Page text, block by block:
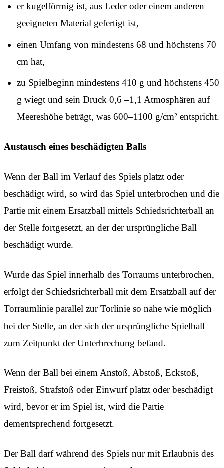
er kugelförmig ist, aus Leder oder einem anderen
geeigneten Material gefertigt ist,
einen Umfang von mindestens 68 und höchstens 70
cm hat,
zu Spielbeginn mindestens 410 g und höchstens 450
g wiegt und sein Druck 0,6 –1,1 Atmosphären auf
Meereshöhe beträgt, was 600–1100 g/cm² entspricht.
Austausch eines beschädigten Balls
Wenn der Ball im Verlauf des Spiels platzt oder
beschädigt wird, so wird das Spiel unterbrochen und die
Partie mit einem Ersatzball mittels Schiedsrichterball an
der Stelle fortgesetzt, an der der ursprüngliche Ball
beschädigt wurde.
Wurde das Spiel innerhalb des Torraums unterbrochen,
erfolgt der Schiedsrichterball mit dem Ersatzball auf der
Torraumlinie parallel zur Torlinie so nahe wie möglich
bei der Stelle, an der sich der ursprüngliche Spielball
zum Zeitpunkt der Unterbrechung befand.
Wenn der Ball bei einem Anstoß, Abstoß, Eckstoß,
Freistoß, Strafstoß oder Einwurf platzt oder beschädigt
wird, bevor er im Spiel ist, wird die Partie
dementsprechend fortgesetzt.
Der Ball darf während des Spiels nur mit Erlaubnis des